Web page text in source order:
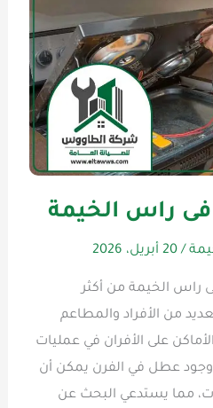
فى راس الخيمة
/20 أبريل، 2026
راس الخيمة من أكثر
من الأفراد والمطاعم
على الأفران في عمليات
وجود عطل في الفرن يمكن أن
مما يستدعي البحث عن